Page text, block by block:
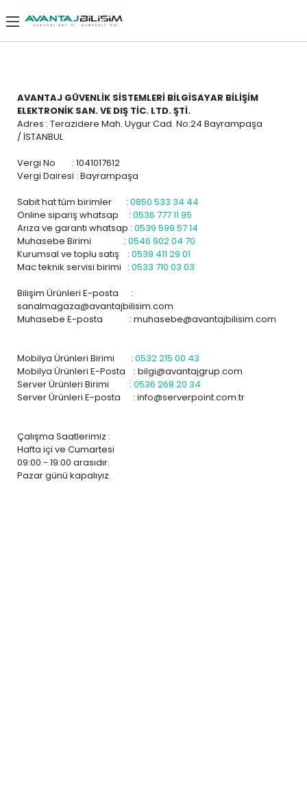
AVANTAJ GÜVENLİK SİSTEMLERİ BİLGİSAYAR BİLİŞİM
ELEKTRONİK SAN. VE DIŞ TİC. LTD. ŞTİ.
Adres : Terazidere Mah. Uygur Cad. No:24 Bayrampaşa
/ İSTANBUL
Vergi No : 1041017612
Vergi Dairesi : Bayrampaşa
Sabit hat tüm birimler : 0850 533 34 44
Online sipariş whatsap : 0536 777 11 95
Arıza ve garanti whatsap : 0539 599 57 14
Muhasebe Birimi : 0546 902 04 70
Kurumsal ve toplu satış : 0539 411 29 01
Mac teknik servisi birimi : 0533 710 03 03
Bilişim Ürünleri E-posta :
sanalmagaza@avantajbilisim.com
Muhasebe E-posta : muhasebe@avantajbilisim.com
Mobilya Ürünleri Birimi : 0532 215 00 43
Mobilya Ürünleri E-Posta : bilgi@avantajgrup.com
Server Ürünleri Birimi : 0536 268 20 34
Server Ürünleri E-posta : info@serverpoint.com.tr
Çalışma Saatlerimiz :
Hafta içi ve Cumartesi
09:00 - 19:00 arasıdır.
Pazar günü kapalıyız.